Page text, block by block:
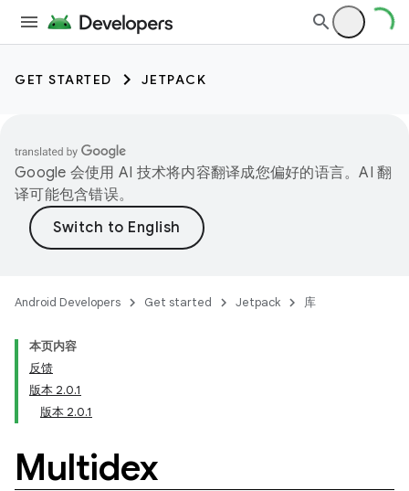
GET STARTED JETPACK
Google 会使用 AI 技术将内容翻译成您偏好的语言。AI 翻
译可能包含错误。
Android Developers Get started Jetpack 库
本页内容
反馈
版本 2.0.1
版本 2.0.1
Multidex